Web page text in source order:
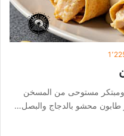
مستوحى من المسخن
طابون محشو بالدجاج والبصل…